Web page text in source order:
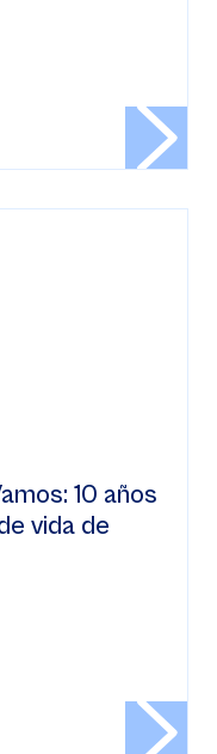
10 años
vida de